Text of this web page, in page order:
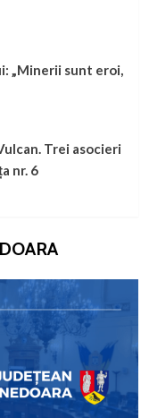
„Minerii sunt eroi,
Trei asocieri
nr. 6